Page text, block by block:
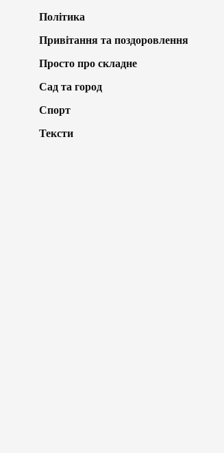
Політика
Привітання та поздоровлення
Просто про складне
Сад та город
Спорт
Тексти